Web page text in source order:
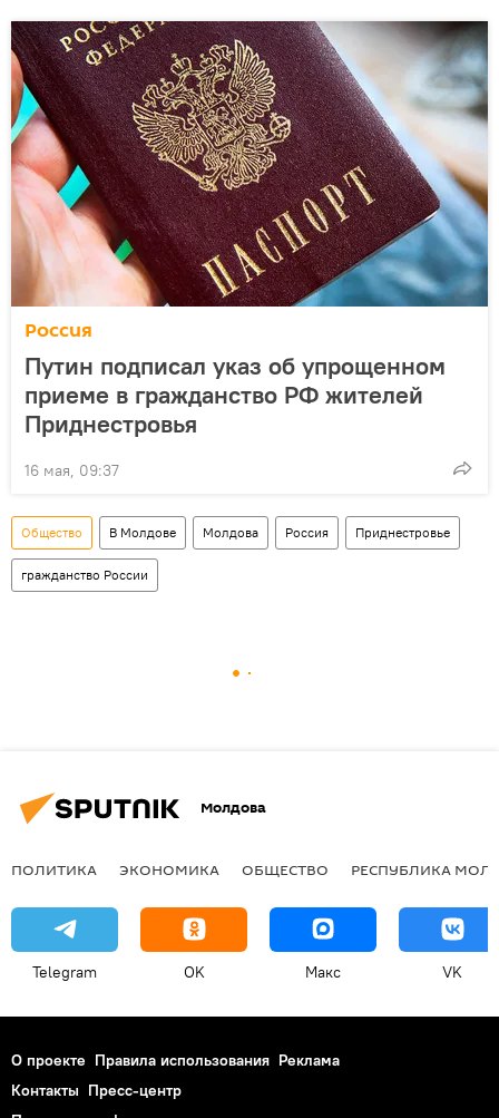
Россия
Путин подписал указ об упрощенном
приеме в гражданство РФ жителей
Приднестровья
16 мая, 09:37
Общество В Молдове Молдова Россия Приднестровье
гражданство России
Молдова
ПОЛИТИКА ЭКОНОМИКА ОБЩЕСТВО РЕСПУБЛИКА
Telegram OK Макс VK
О проекте Правила использования Реклама
Контакты Пресс-центр